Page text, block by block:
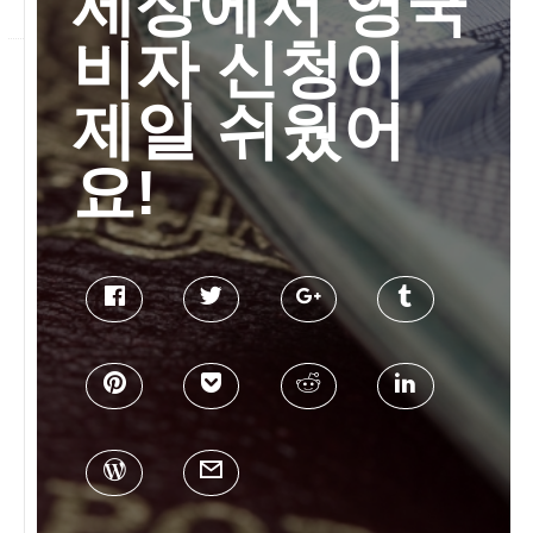
비자 신청이
제일 쉬웠어
요!